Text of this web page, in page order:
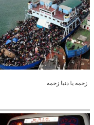
زحمه يا دنيا زحمه